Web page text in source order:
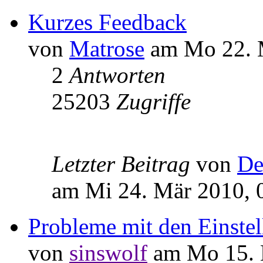
Kurzes Feedback
von Matrose am Mo 22.
2Antworten
25203 Zugriffe
Letzter Beitrag von
am Mi 24. Mär 2010,
Probleme mit den
von sinswolf am Mo 15.